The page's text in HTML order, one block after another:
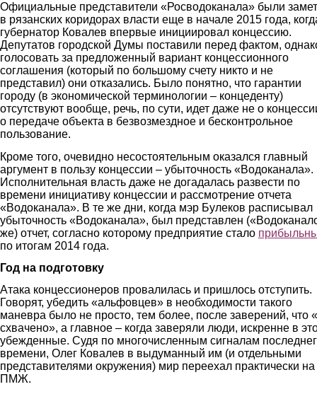
Официальные представители «Росводоканала» были
в рязанских коридорах власти еще в начале 2015 года,
губернатор Ковалев впервые инициировал концессию.
Депутатов городской Думы поставили перед фактом,
голосовать за предложенный вариант концессионного
соглашения (который по большому счету никто и не
представил) они отказались. Было понятно, что гарантии
городу (в экономической терминологии – концеденту)
отсутствуют вообще, речь, по сути, идет даже не о
о передаче объекта в безвозмездное и бесконтрольное
пользование.
Кроме того, очевидно несостоятельным оказался главный
аргумент в пользу концессии – убыточность «Водоканала».
Исполнительная власть даже не догадалась развести по
времени инициативу концессии и рассмотрение отчета
«Водоканала». В те же дни, когда мэр Булеков расписывал
убыточность «Водоканала», был представлен
же) отчет, согласно которому предприятие стало
по итогам 2014 года.
Год на подготовку
Атака концессионеров провалилась и пришлось отступить.
Говорят, убедить «альфовцев» в необходимости такого
маневра было не просто, тем более, после заверений, что
схвачено», а главное – когда заверяли люди, искренне в
убежденные. Судя по многочисленным сигналам
времени, Олег Ковалев в выдуманный им (и отдельными
представителями окружения) мир переехал практически на
ПМЖ.